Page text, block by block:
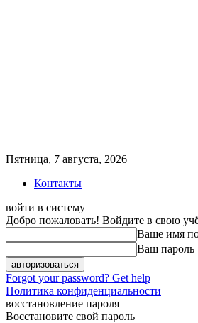
Пятница, 7 августа, 2026
Контакты
войти в систему
Добро пожаловать! Войдите в свою
Ваше имя
Ваш пароль
Forgot your password? Get help
Политика конфиденциальности
восстановление пароля
Восстановите свой пароль